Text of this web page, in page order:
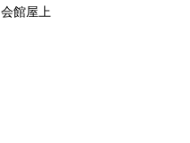
会館屋上